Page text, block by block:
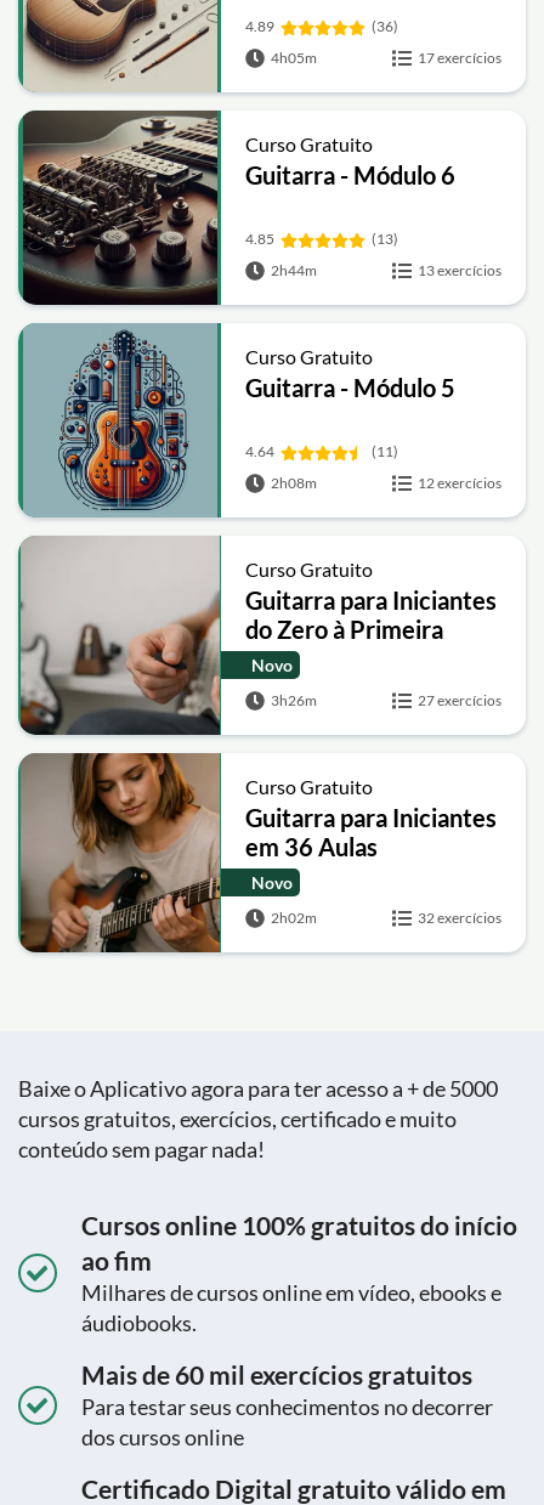
4.89
(36)
4h05m
17 exercícios
Curso Gratuito
Guitarra - Módulo 6
4.85
(13)
2h44m
13 exercícios
Curso Gratuito
Guitarra - Módulo 5
4.64
(11)
2h08m
12 exercícios
Curso Gratuito
Guitarra para Iniciantes
do Zero à Primeira
Música
Novo
3h26m 27 exercícios
Curso Gratuito
Guitarra para Iniciantes
em 36 Aulas
Novo
2h02m 32 exercícios
Baixe o Aplicativo agora para ter acesso a + de 5000
cursos gratuitos, exercícios, certificado e muito
conteúdo sem pagar nada!
Cursos online 100% gratuitos do início
ao fim
Milhares de cursos online em vídeo, ebooks e
áudiobooks.
Mais de 60 mil exercícios gratuitos
Para testar seus conhecimentos no decorrer
dos cursos online
Certificado Digital gratuito válido em